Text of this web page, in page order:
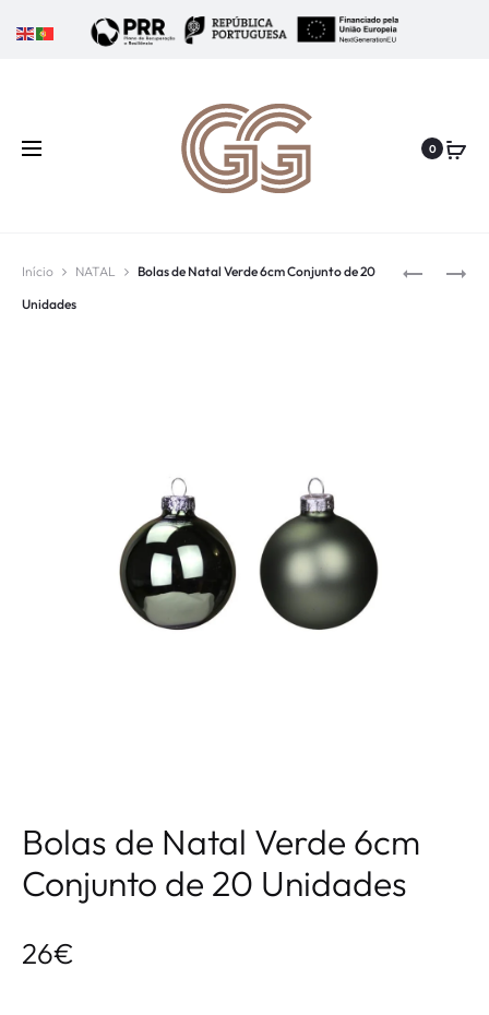
0
Início NATAL
Bolas de Natal Verde 6cm Conjunto de 20
Unidades
Bolas de Natal Verde 6cm
Conjunto de 20 Unidades
26€